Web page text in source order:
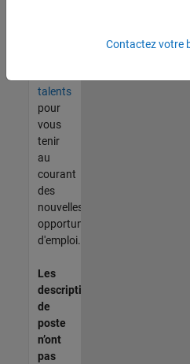
talents
pour
vous
tenir
au
courant
des
nouvelles
opportunités
d'emploi.
Les
descriptions
de
poste
n’ont
pas
Contactez votre